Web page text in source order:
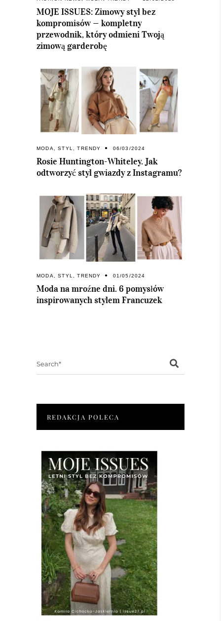
MOJE ISSUES: Zimowy styl bez
kompromisów — kompletny
przewodnik, który odmieni Twoją
zimową garderobę
MODA,STYL,TRENDY 06/03/2024
Rosie Huntington-Whiteley. Jak
odtworzyć styl gwiazdy z Instagramu?
MODA ,STYL ,TRENDY 01/05/2024
Moda na mroźne dni. 6 pomysłów
inspirowanych stylem Francuzek
REDAKCJA POLECA